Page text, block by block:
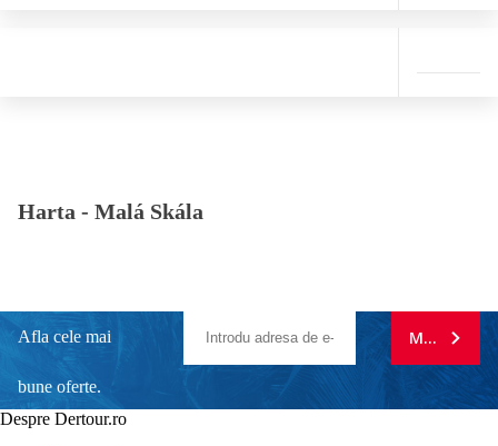
Harta - Malá Skála
Afla cele mai
bune oferte.
MA
Despre Dertour.ro